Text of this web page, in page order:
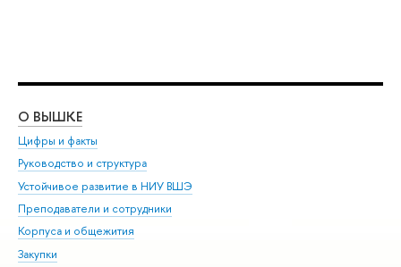
О ВЫШКЕ
Цифры и факты
Руководство и структура
Устойчивое развитие в НИУ ВШЭ
Преподаватели и сотрудники
Корпуса и общежития
Закупки